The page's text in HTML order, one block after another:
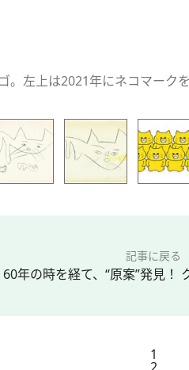
。左上は2021年にネコマーク
記事に戻る
60年の時を経て、“原案”発見！
1